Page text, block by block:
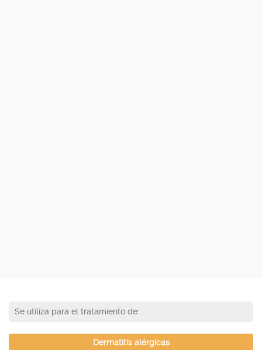
Se utiliza para el tratamiento de:
Dermatitis alérgicas